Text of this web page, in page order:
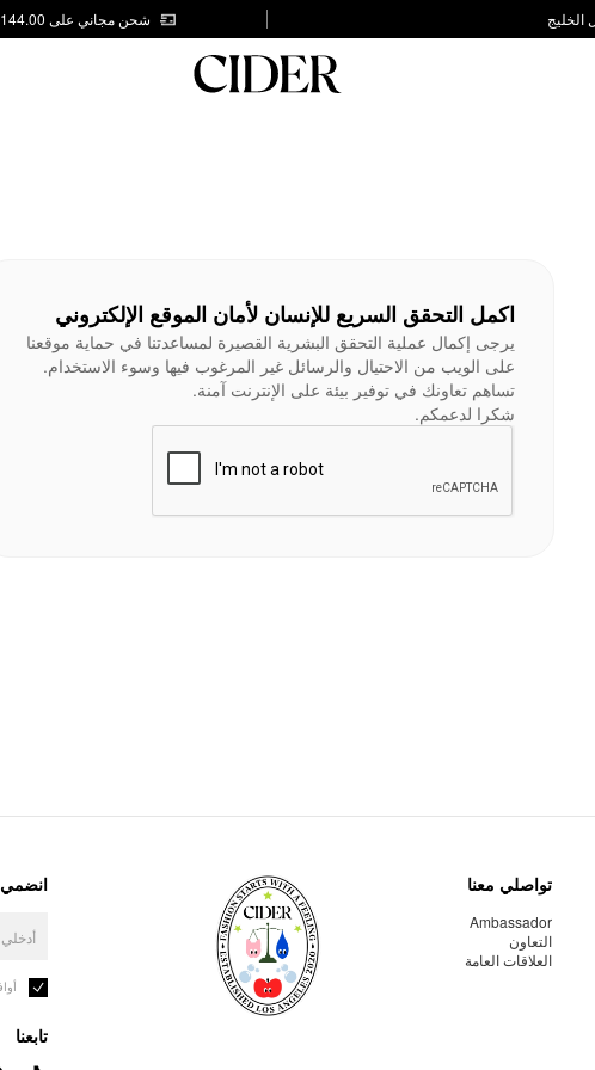
شحن مجاني على AED 144.00
اكمل التحقق السريع للإنسان لأمان الموقع الإلكتروني
يرجى إكمال عملية التحقق البشرية القصيرة لمساعدتنا في حماية موقعنا
على الويب من الاحتيال والرسائل غير المرغوب فيها وسوء الاستخدام.
تساهم تعاونك في توفير بيئة على الإنترنت آمنة.
شكرا لدعمكم.
تواصلي معنا
Ambassador
التعاون
العلاقات العامة
انضمي
تابعنا